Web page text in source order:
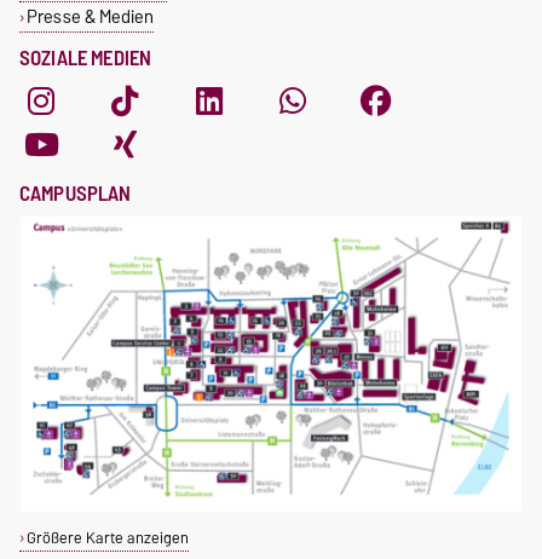
SOZIALE MEDIEN
Presse & Medien
CAMPUSPLAN
Größere Karte anzeigen